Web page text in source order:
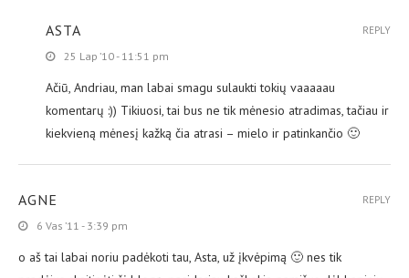
ASTA
25 Lap ’10 - 11:51 pm
Ačiū, Andriau, man labai smagu sulaukti tokių vaaaaau
komentarų :)) Tikiuosi, tai bus ne tik mėnesio atradimas, tačiau ir
kiekvieną mėnesį kažką čia atrasi – mielo ir patinkančio 🙂
REPLY
AGNE
6 Vas ’11 - 3:39 pm
o aš tai labai noriu padėkoti tau, Asta, už įkvėpimą 🙂 nes tik
REPLY